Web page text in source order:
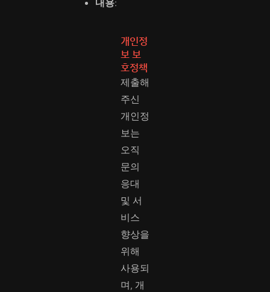
내용:
개인정
보 보
호정책
제출해
주신
개인정
보는
오직
문의
응대
및 서
비스
향상을
위해
사용되
며, 개